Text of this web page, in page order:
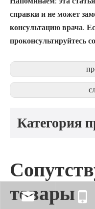
справки и не может
консультацию врача.
проконсультируйтесь
Категория
товары